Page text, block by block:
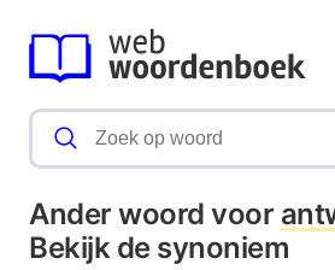
Ander woord voor
Bekijk de synoniem